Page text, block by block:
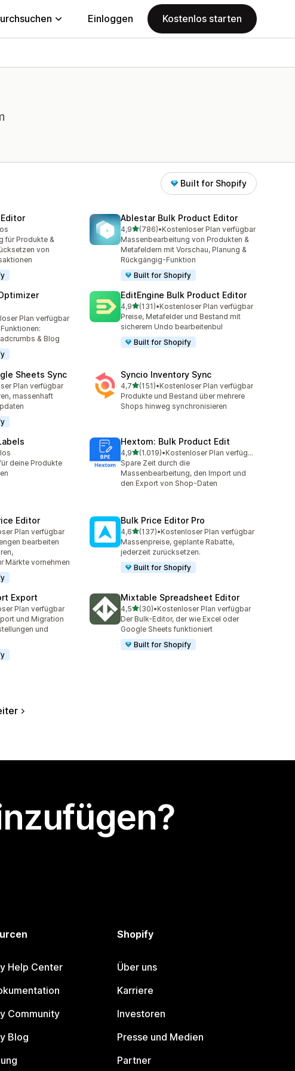
Einloggen Kostenlos starten
Built for Shopify
für Produkte &
von
Ablestar Bulk Product Editor
4,9von 5 Sternen
(786)
786 Rezensionen insgesamt
•Kostenloser Plan verfügbar
Massenbearbeitung von Produkten &
Metafeldern mit Vorschau, Planung &
Rückgängig-Funktion
Built for Shopify
Plan verfügbar
& Blog
EditEngine Bulk Product Editor
4,9von 5 Sternen
(131)
131 Rezensionen insgesamt
•Kostenloser Plan verfügbar
Preise, Metafelder und Bestand mit
sicherem Undo bearbeitenbul
Built for Shopify
Sheets Sync
Plan verfügbar
massenhaft
Syncio Inventory Sync
4,7von 5 Sternen
(151)
151 Rezensionen insgesamt
•Kostenloser Plan verfügbar
Produkte und Bestand über mehrere
Shops hinweg synchronisieren
deine Produkte
Hextom: Bulk Product Edit
4,9von 5 Sternen
(1.019)
1019 Rezensionen insgesamt
•
Kostenloser Plan verfügbar
Spare Zeit durch die
Massenbearbeitung, den Import und
den Export von Shop-Daten
Editor
Plan verfügbar
bearbeiten
Märkte vornehmen
Bulk Price Editor Pro
4,6von 5 Sternen
(137)
137 Rezensionen insgesamt
•Kostenloser Plan verfügbar
Massenpreise, geplante Rabatte,
jederzeit zurücksetzen.
Built for Shopify
Export
Plan verfügbar
und Migration
und
Mixtable Spreadsheet Editor
4,5von 5 Sternen
(30)
30 Rezensionen insgesamt
•Kostenloser Plan verfügbar
Der Bulk-Editor, der wie Excel oder
Google Sheets funktioniert
Built for Shopify
Help Center
Community
Blog
Shopify
Über uns
Karriere
Investoren
Presse und Medien
Partner